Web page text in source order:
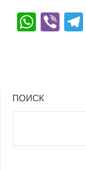
ПОИСК